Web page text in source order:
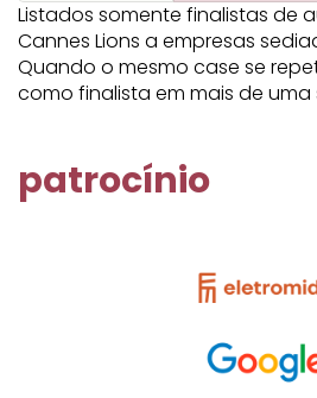
Listados somente finalistas de
Cannes Lions a empresas
Quando o mesmo case se
como finalista em mais de
patrocínio